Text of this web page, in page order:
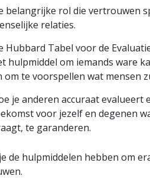
belangrijke rol die vertrouwen
relaties.
Hubbard Tabel voor de
hulpmiddel om iemands ware
om te voorspellen wat mensen
je anderen accuraat evalueert
voor jezelf en degenen
te garanderen.
de hulpmiddelen hebben om